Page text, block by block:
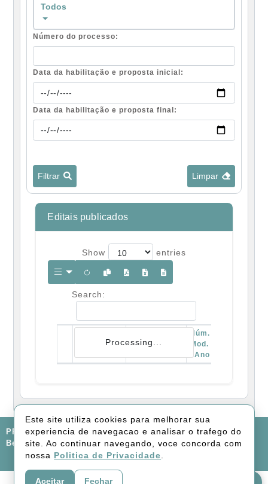
Todos
Número do processo:
Data da habilitação e proposta inicial:
Data da habilitação e proposta final:
Filtrar Limpar
Editais publicados
Show entries
Search:
Processo
Núm.
Mod.
/ Ano
Processing...
Este site utiliza cookies para melhorar sua
experiencia de navegacao e analisar o trafego do
site. Ao continuar navegando, voce concorda com
nossa Politica de Privacidade
Aceitar Fechar
PREFEITURA MUNICIPAL DE LARANJAL, Rua Norberto
Berno, 85 - Centro
FALE CONOSCO